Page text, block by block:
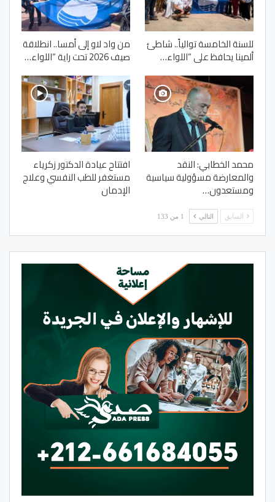
للسنة الخامسة توالياً.. شاطئ
ألمينا يحافظ على “اللواء…
من واد لاو إلى أمسا.. انطلاقة
صيف 2026 تحت راية “اللواء…
محمد الخطابي: النقد
والمعارضة مسؤولية سياسية
ومستعدون…
افتتاح عيادة الدكتور زكرياء
مستغفر للطب النفسي وعلاج
الإدمان
السابق التالي 1 من 133